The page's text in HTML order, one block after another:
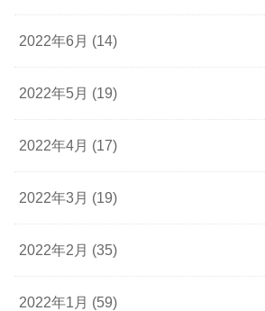
2022年6月 (14)
2022年5月 (19)
2022年4月 (17)
2022年3月 (19)
2022年2月 (35)
2022年1月 (59)